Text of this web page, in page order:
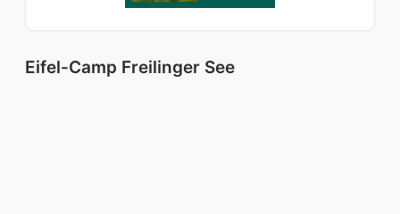
Eifel-Camp Freilinger See